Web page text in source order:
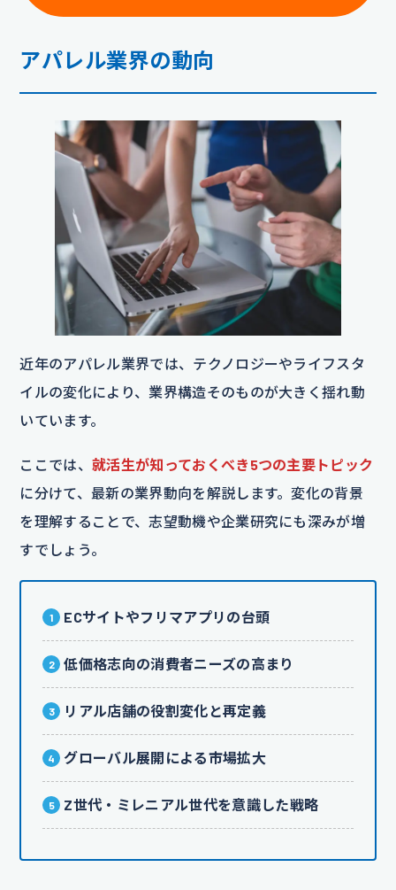
アパレル業界の動向
近年のアパレル業界では、テクノロジーやライフスタ
イルの変化により、業界構造そのものが大きく揺れ動
いています。
ここでは、 就活生が知っておくべき5つの主要トピック
に分けて、最新の業界動向を解説します。変化の背景
を理解することで、志望動機や企業研究にも深みが増
すでしょう。
ECサイトやフリマアプリの台頭
低価格志向の消費者ニーズの高まり
リアル店舗の役割変化と再定義
グローバル展開による市場拡大
Z世代・ミレニアル世代を意識した戦略